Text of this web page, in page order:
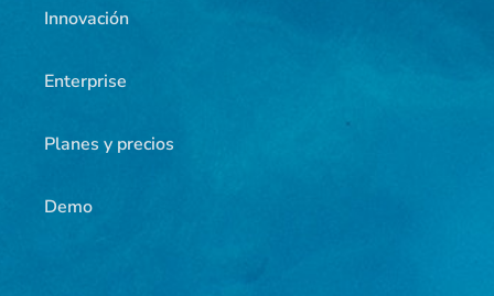
Innovación
Enterprise
Planes y precios
Demo